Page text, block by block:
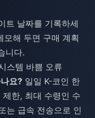
트 날짜를 기록하세
모해 두면 구매 계획
니다.
스템 바쁨 오류
요? 일일 K-코인 한
한, 최대 수령인 수
는 급속 전송으로 인